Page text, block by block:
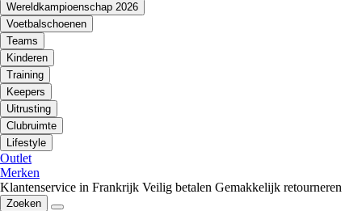
Wereldkampioenschap 2026
Voetbalschoenen
Teams
Kinderen
Training
Keepers
Uitrusting
Clubruimte
Lifestyle
Outlet
Merken
Klantenservice in Frankrijk Veilig betalen Gemakkelijk retourneren
Zoeken